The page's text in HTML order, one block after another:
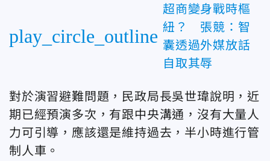
play_circle_outline
超商變身戰時樞
紐？ 張競：智
囊透過外媒放話
自取其辱
對於演習避難問題，民政局長吳世瑋說明，近
期已經預演多次，有跟中央溝通，沒有大量人
力可引導，應該還是維持過去，半小時進行管
制人車。